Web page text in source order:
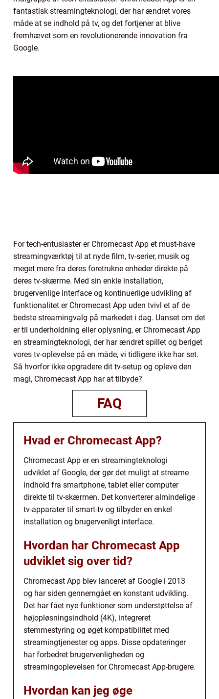
fantastisk streamingteknologi, der har ændret vores
måde at se indhold på tv, og det fortjener at blive
fremhævet som en revolutionerende innovation fra
Google.
For tech-entusiaster er Chromecast App et must-have
streamingværktøj til at nyde film, tv-serier, musik og
meget mere fra deres foretrukne enheder direkte på
deres tv-skærme. Med sin enkle installation,
brugervenlige interface og kontinuerlige udvikling af
funktionalitet er Chromecast App uden tvivl et af de
bedste streamingvalg på markedet i dag. Uanset om det
er til underholdning eller oplysning, er Chromecast App
en streamingteknologi, der har ændret spillet og beriget
vores tv-oplevelse på en måde, vi tidligere ikke har set.
Så hvorfor ikke opgradere dit tv-setup og opleve den
magi, Chromecast App har at tilbyde?
FAQ
Hvad er Chromecast App?
Chromecast App er en streamingteknologi
udviklet af Google, der gør det muligt at streame
indhold fra smartphone, tablet eller computer
direkte til tv-skærmen. Det konverterer almindelige
tv-apparater til smart-tv og tilbyder en enkel
installation og brugervenligt interface.
Hvordan har Chromecast App
udviklet sig over tid?
Chromecast App blev lanceret af Google i 2013
og har siden gennemgået en konstant udvikling.
Det har fået nye funktioner som understøttelse af
højopløsningsindhold (4K), integreret
stemmestyring og øget kompatibilitet med
streamingtjenester og apps. Disse opdateringer
har forbedret brugervenligheden og
streamingoplevelsen for Chromecast App-brugere.
Hvordan kan jeg øge